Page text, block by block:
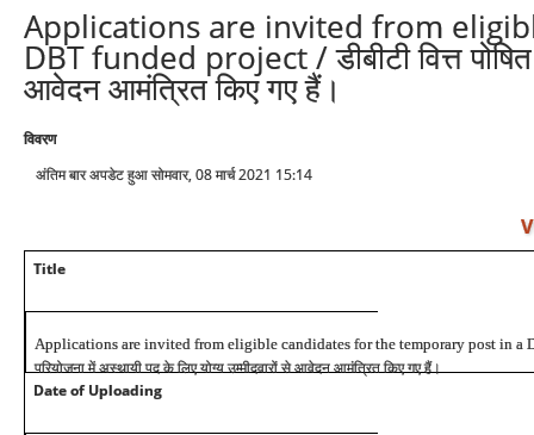
Applications are invited from
DBT funded project / डीबीटी वित्त पोषित
आवेदन आमंत्रित किए गए हैं।
विवरण
अंतिम बार अपडेट हुआ सोमवार, 08 मार्च 2021 15:14
Title
Applications are invited from eligible candidates for the temporary post in a
परियोजना में अस्थायी पद के लिए योग्य उम्मीदवारों से आवेदन आमंत्रित किए गए हैं।
Date of Uploading